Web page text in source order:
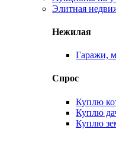
Элитная
Нежилая
Гаражи,
Спрос
Куплю
Куплю
Куплю